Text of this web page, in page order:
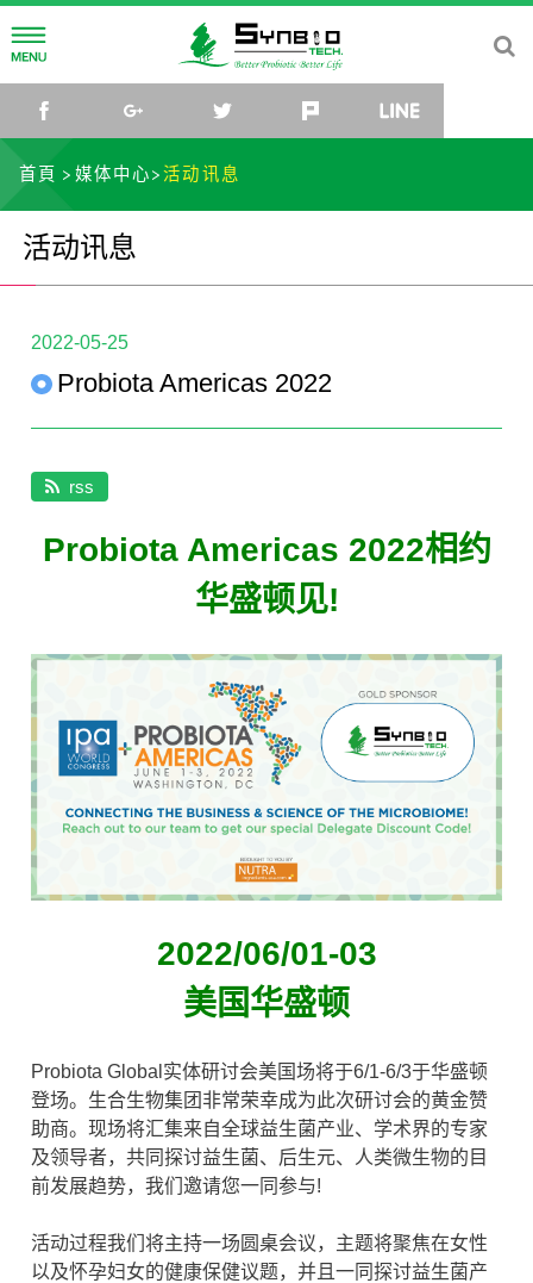
公司简介
公司理念
公司组织
研发中心
研究团队
菌种库
微生物体与乳酸菌应用研发中心
最新消息
活动讯息
影片
社会关怀
联络我们
facebook google+ twitter
首頁 媒体中心 活动讯息
活动讯息
2022-05-25
Probiota Americas 2022
rss
Probiota Americas 2022相约
华盛顿见!
2022/06/01-03
美国华盛顿
Probiota Global实体研讨会美国场将于6/1-6/3于华盛顿
登场。生合生物集团非常荣幸成为此次研讨会的黄金赞
助商。现场将汇集来自全球益生菌产业、学术界的专家
及领导者，共同探讨益生菌、后生元、人类微生物的目
前发展趋势，我们邀请您一同参与!
活动过程我们将主持一场圆桌会议，主题将聚焦在女性
以及怀孕妇女的健康保健议题，并且一同探讨益生菌产